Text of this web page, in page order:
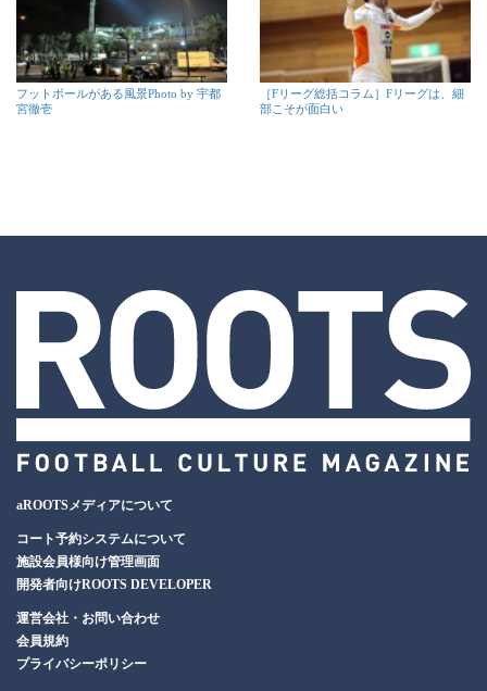
フットボールがある風景Photo by 宇都
宮徹壱
［Fリーグ総括コラム］Fリーグは、細
部こそが面白い
aROOTSメディアについて
コート予約システムについて
施設会員様向け管理画面
開発者向けROOTS DEVELOPER
運営会社・お問い合わせ
会員規約
プライバシーポリシー